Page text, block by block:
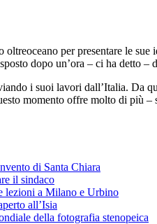
per presentare le
dopo un’ora – ci ha detto
i suoi lavori dall’Italia. Da
momento offre molto di più
di Santa Chiara
il sindaco
lezioni a Milano e Urbino
all’Isia
della fotografia stenopeica